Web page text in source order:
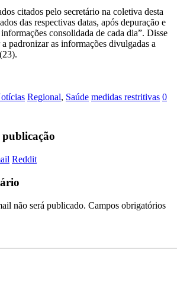
citados pelo secretário na coletiva desta
das respectivas datas, após depuração e
consolidada de cada dia”. Disse
padronizar as informações divulgadas a
Regional, Saúde medidas restritivas 0
Reddit
não será publicado. Campos obrigatórios